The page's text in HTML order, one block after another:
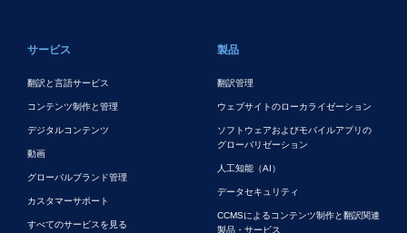
サービス
翻訳と言語サービス
コンテンツ制作と管理
デジタルコンテンツ
動画
グローバルブランド管理
カスタマーサポート
すべてのサービスを見る
製品
翻訳管理
ウェブサイトのローカライゼーション
ソフトウェアおよびモバイルアプリの
グローバリゼーション
人工知能（AI）
データセキュリティ
CCMSによるコンテンツ制作と翻訳関連
製品・サービス